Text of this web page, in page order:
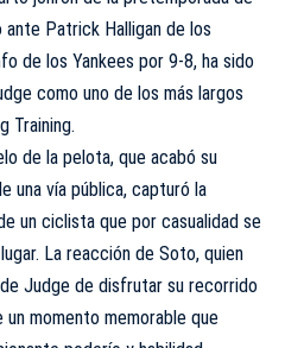
Patrick Halligan de los
de los Yankees por 9-8, ha sido
como uno de los más largos
Training.
de la pelota, que acabó su
una vía pública, capturó la
un ciclista que por casualidad se
La reacción de Soto, quien
Judge de disfrutar su recorrido
un momento memorable que